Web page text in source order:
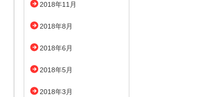
2018年11月
2018年8月
2018年6月
2018年5月
2018年3月